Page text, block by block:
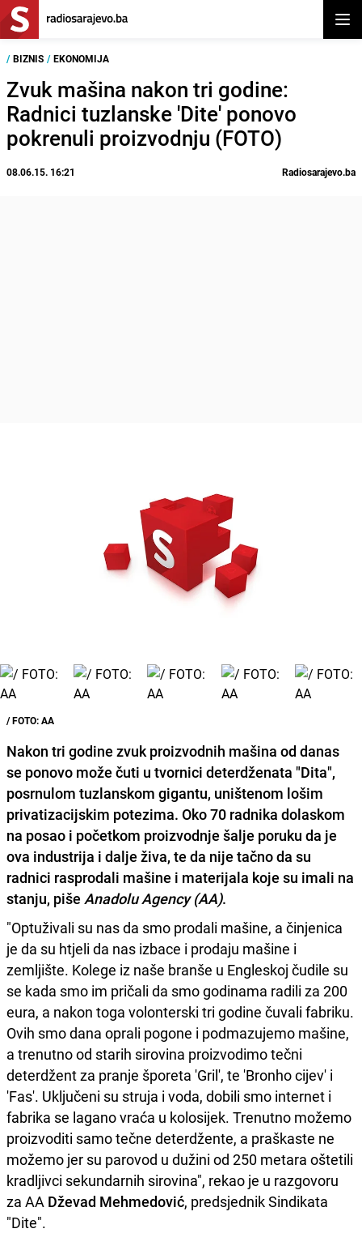
/ BIZNIS / EKONOMIJA
Zvuk mašina nakon tri godine:
Radnici tuzlanske 'Dite' ponovo
pokrenuli proizvodnju (FOTO)
08.06.15. 16:21 Radiosarajevo.ba
/ FOTO: AA
Nakon tri godine zvuk proizvodnih mašina od danas
se ponovo može čuti u tvornici deterdženata "Dita",
posrnulom tuzlanskom gigantu, uništenom lošim
privatizacijskim potezima. Oko70 radnika dolaskom
na posao i početkom proizvodnje šalje poruku da je
ova industrija i dalje živa, te da nije tačno da su
radnici rasprodali mašine i materijala koje su imali na
stanju, piše Anadolu Agency (AA).
"Optuživali su nas da smo prodali mašine, a činjenica
je da su htjeli da nas izbace i prodaju mašine i
zemljište. Kolege iz naše branše u Engleskoj čudile su
se kada smo im pričali da smo godinama radili za 200
eura, a nakon toga volonterski tri godine čuvali fabriku.
Ovih smo dana oprali pogone i podmazujemo mašine,
a trenutno od starih sirovina proizvodimo tečni
deterdžent za pranje šporeta 'Gril', te 'Bronho cijev' i
'Fas'. Uključeni su struja i voda, dobili smo internet i
fabrika se lagano vraća u kolosijek. Trenutno možemo
proizvoditi samo tečne deterdžente, a praškaste ne
možemo jer su parovod u dužini od 250 metara oštetili
kradljivci sekundarnih sirovina", rekao je u razgovoru
za AA Dževad Mehmedović, predsjednik Sindikata
"Dite".